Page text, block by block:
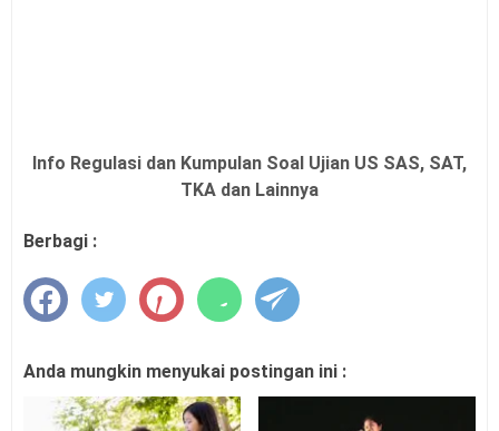
Info Regulasi dan Kumpulan Soal Ujian US SAS, SAT,
TKA dan Lainnya
Berbagi :
Anda mungkin menyukai postingan ini :